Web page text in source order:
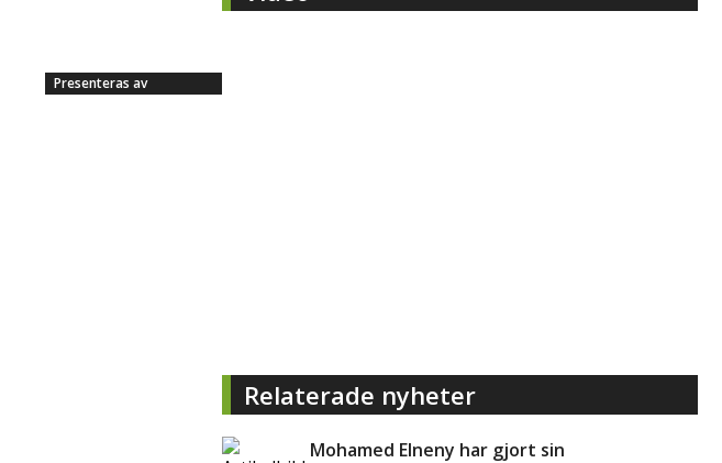
Presenteras av
Relaterade nyheter
Mohamed Elneny har gjort sin